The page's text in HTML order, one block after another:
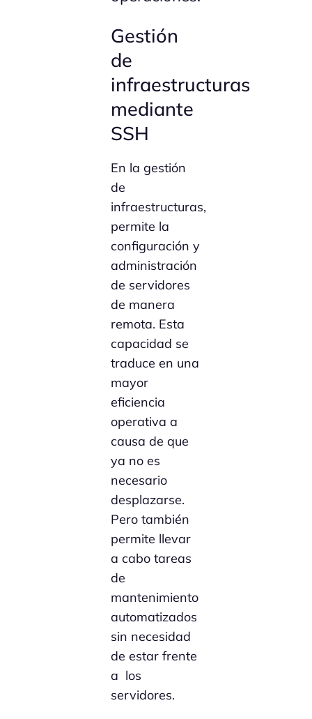
Gestión
de
infraestructuras
mediante
SSH
En la gestión
de
infraestructuras,
permite la
configuración y
administración
de servidores
de manera
remota. Esta
capacidad se
traduce en una
mayor
eficiencia
operativa a
causa de que
ya no es
necesario
desplazarse.
Pero también
permite llevar
a cabo tareas
de
mantenimiento
automatizados
sin necesidad
de estar frente
a los
servidores.